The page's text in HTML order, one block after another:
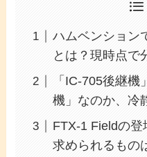
ハムベンション
とは？現時点で
「IC-705後継
機」なのか、冷
FTX-1 Fieldの
求められるもの